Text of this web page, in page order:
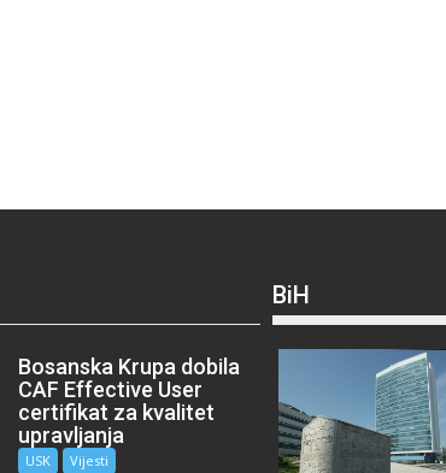
Bosanska Krupa dobila
CAF Effective User
certifikat za kvalitet
upravljanja
USK Vijesti
BiH